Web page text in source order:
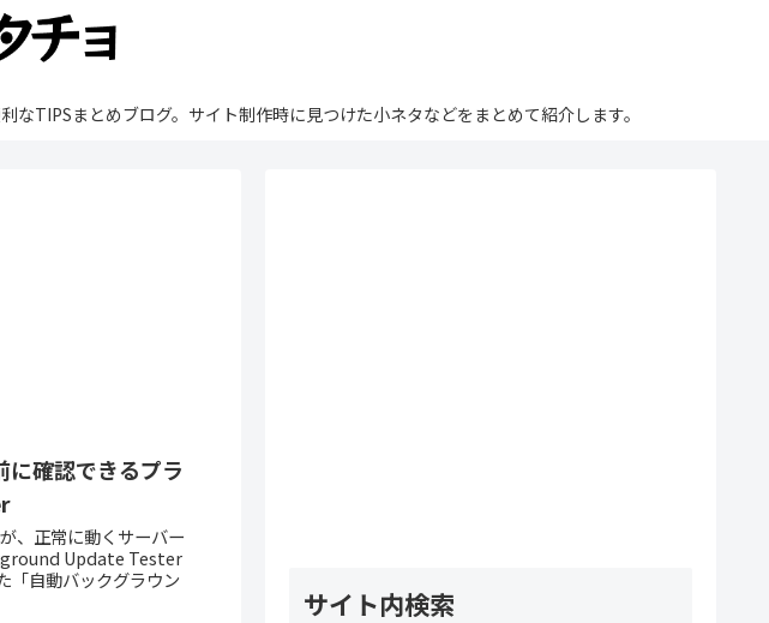
TIPSまとめブログ。サイト制作時に見つけた小ネタなどをまとめて紹介します。
確認できるプラ
、正常に動くサーバー
Update Tester
「自動バックグラウン
サイト内検索